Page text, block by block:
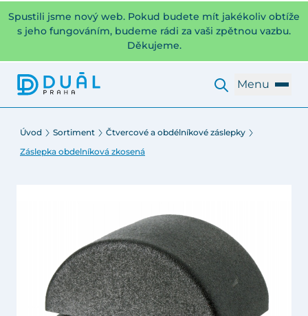
Spustili jsme nový web. Pokud budete mít jakékoliv obtíže
s jeho fungováním, budeme rádi za vaši zpětnou vazbu.
Děkujeme.
Menu
Úvod Sortiment
Čtvercové a obdélníkové záslepky
Záslepka obdelníková zkosená